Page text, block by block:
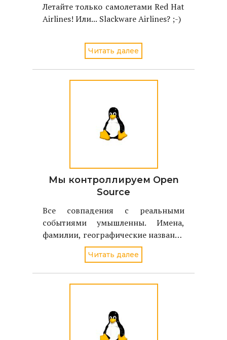
Летайте только самолетами Red Hat
Airlines! Или... Slackware Airlines? ;-)
Читать далее
Мы контроллируем Open
Source
Все совпадения с реальными
событиями умышленны. Имена,
фамилии, географические названия
соотвествуют именам, фамилиям,
географическим названиям
реальных людей и объектов
Читать далее